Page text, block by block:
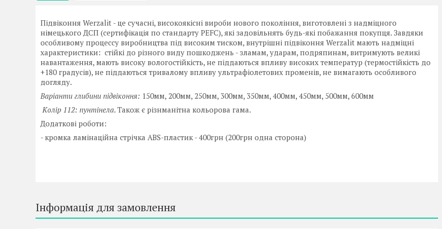
Підвіконня Werzalit - це сучасні, високоякісні вироби нового покоління, виготовлені з надміцного
німецького ДСП (сертифікація по стандарту PEFC), які задовільнять будь-які побажання покупця. Завдяки
особливому процессу виробництва під високим тиском, внутрішні підвіконня Werzalit мають надміцні
характеристики: стійкі до різного виду пошкоджень - зламам, ударам, подряпинам, витримують великі
навантаження, мають високу вологостійкість, не піддаються впливу високих температур (термостійкість до
+180 градусів), не піддаються тривалому впливу ультрафіолетових променів, не вимагають особливого
догляду.
Варіанти глибини підвіконня: 150мм, 200мм, 250мм, 300мм, 350мм, 400мм, 450мм, 500мм, 600мм
Колір 112: пунтінела. Також є різнманітна кольорова гама.
Додаткові роботи:
- кромка ламінаційна стрічка ABS-пластик - 400грн (200грн одна сторона)
Інформація для замовлення